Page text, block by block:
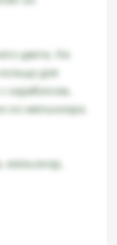
цвета. На
для
карабином,
из мельхиора.
мельхиор,